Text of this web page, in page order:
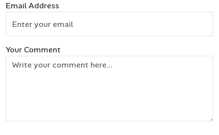
Email Address
Your Comment